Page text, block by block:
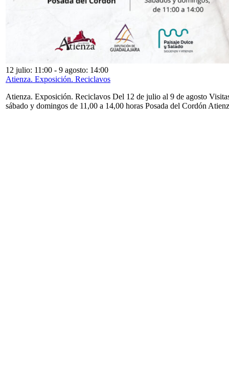
12 julio: 11:00 - 9 agosto: 14:00
Atienza. Exposición. Reciclavos
Atienza. Exposición. Reciclavos Del 12 de julio al 9 de agosto
sábado y domingos de 11,00 a 14,00 horas Posada del Cordón